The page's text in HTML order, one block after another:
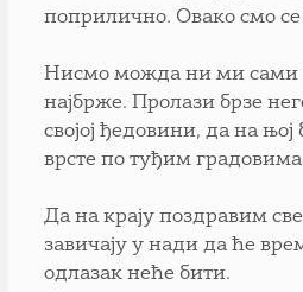
поприлично. Овако смо се
Нисмо можда ни ми сами
најбрже. Пролази брзе
својој ђедовини, да на
врсте по туђим
Да на крају поздравим
завичају у нади да ће
одлазак неће бити.